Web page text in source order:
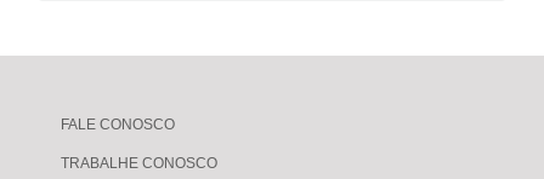
FALE CONOSCO
TRABALHE CONOSCO